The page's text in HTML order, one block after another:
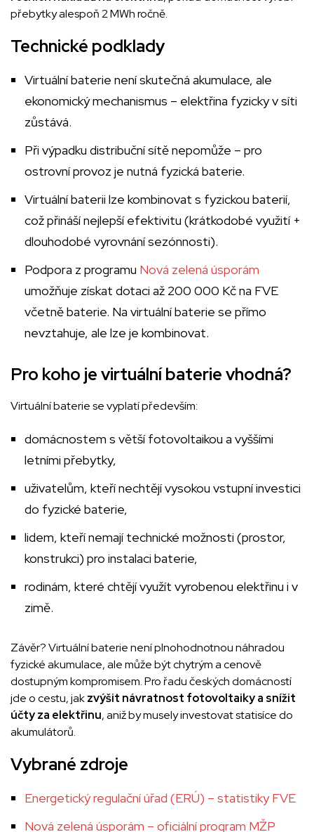
přebytky alespoň 2 MWh ročně.
Technické podklady
Virtuální baterie není skutečná akumulace, ale
ekonomický mechanismus – elektřina fyzicky v síti
zůstává.
Při výpadku distribuční sítě nepomůže – pro
ostrovní provoz je nutná fyzická baterie.
Virtuální baterii lze kombinovat s fyzickou baterií,
což přináší nejlepší efektivitu (krátkodobé využití +
dlouhodobé vyrovnání sezónnosti).
Podpora z programu Nová zelená úsporám
umožňuje získat dotaci až 200 000 Kč na FVE
včetně baterie. Na virtuální baterie se přímo
nevztahuje, ale lze je kombinovat.
Pro koho je virtuální baterie vhodná?
Virtuální baterie se vyplatí především:
domácnostem s větší fotovoltaikou a vyššími
letními přebytky,
uživatelům, kteří nechtějí vysokou vstupní investici
do fyzické baterie,
lidem, kteří nemají technické možnosti (prostor,
konstrukci) pro instalaci baterie,
rodinám, které chtějí využít vyrobenou elektřinu i v
zimě.
Závěr? Virtuální baterie není plnohodnotnou náhradou
fyzické akumulace, ale může být chytrým a cenově
dostupným kompromisem. Pro řadu českých domácností
jde o cestu, jakzvýšit návratnost fotovoltaiky a snížit
účty za elektřinu, aniž by musely investovat statisíce do
akumulátorů.
Vybrané zdroje
Energetický regulační úřad (ERÚ) – statistiky FVE
Nová zelená úsporám – oficiální program MŽP